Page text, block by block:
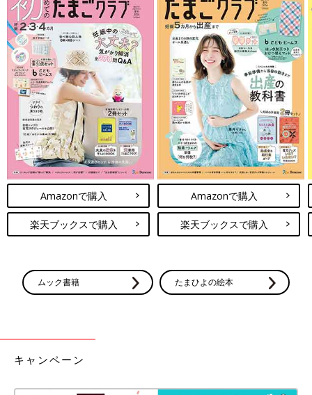
Amazonで購入
楽天ブックスで購入
Amazonで購入
楽天ブックスで購入
ムック書籍 たまひよの絵本
キャンペーン